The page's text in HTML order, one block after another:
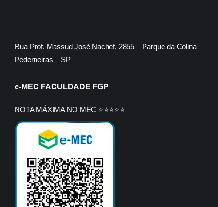
Rua Prof. Massud José Nachef, 2855 – Parque da Colina –
Pederneiras – SP
e-MEC FACULDADE FGP
NOTA MÁXIMA NO MEC ⭐⭐⭐⭐⭐